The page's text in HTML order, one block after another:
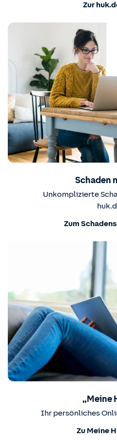
Zur
Schaden
Unkomplizierte
Zum
„Meine
Ihr persönliches
Zu Meine